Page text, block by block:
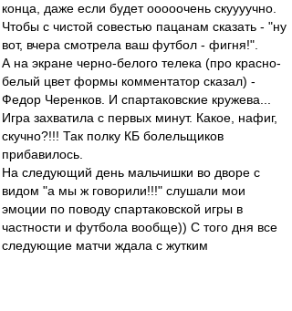
конца, даже если будет ооооочень скуууучно.
Чтобы с чистой совестью пацанам сказать - "ну
вот, вчера смотрела ваш футбол - фигня!".
А на экране черно-белого телека (про красно-
белый цвет формы комментатор сказал) -
Федор Черенков. И спартаковские кружева...
Игра захватила с первых минут. Какое, нафиг,
скучно?!!! Так полку КБ болельщиков
прибавилось.
На следующий день мальчишки во дворе с
видом "а мы ж говорили!!!" слушали мои
эмоции по поводу спартаковской игры в
частности и футбола вообще)) С того дня все
следующие матчи ждала с жутким